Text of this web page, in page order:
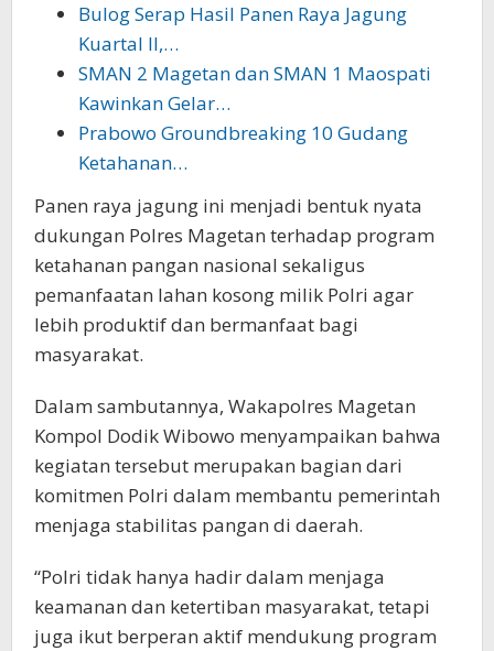
Bulog Serap Hasil Panen Raya Jagung
Kuartal II,…
SMAN 2 Magetan dan SMAN 1 Maospati
Kawinkan Gelar…
Prabowo Groundbreaking 10 Gudang
Ketahanan…
Panen raya jagung ini menjadi bentuk nyata
dukungan Polres Magetan terhadap program
ketahanan pangan nasional sekaligus
pemanfaatan lahan kosong milik Polri agar
lebih produktif dan bermanfaat bagi
masyarakat.
Dalam sambutannya, Wakapolres Magetan
Kompol Dodik Wibowo menyampaikan bahwa
kegiatan tersebut merupakan bagian dari
komitmen Polri dalam membantu pemerintah
menjaga stabilitas pangan di daerah.
“Polri tidak hanya hadir dalam menjaga
keamanan dan ketertiban masyarakat, tetapi
juga ikut berperan aktif mendukung program